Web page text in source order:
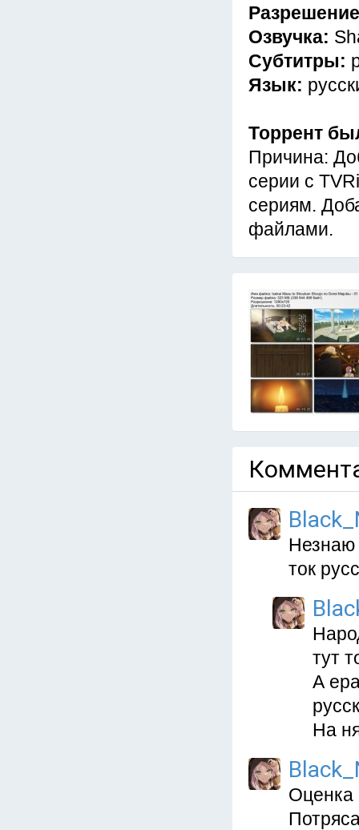
Озвучка:
Субтитры:
Язык:
Торрент
Причина:
серии с
сериям.
файлами.
Незнаю
ток
тут
А
На
Оценка